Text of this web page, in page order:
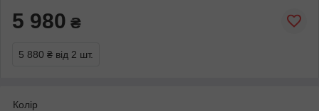
5 980 ₴
5 880 ₴ від 2 шт.
Колір